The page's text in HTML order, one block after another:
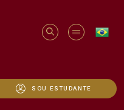
SOU ESTUDANTE